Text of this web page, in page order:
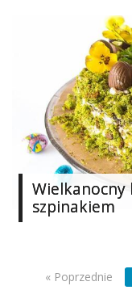
Wielkanocny
szpinakiem
« Poprzednie